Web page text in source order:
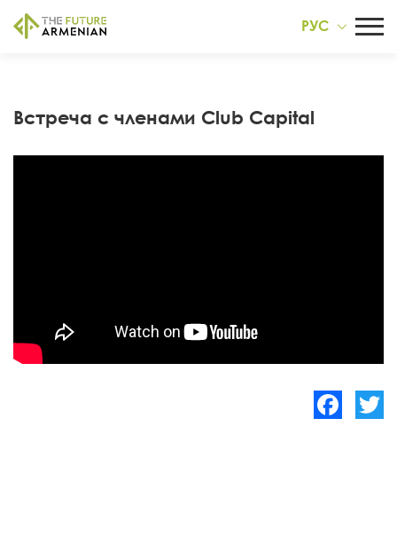
РУС
Встреча с членами Club Capital